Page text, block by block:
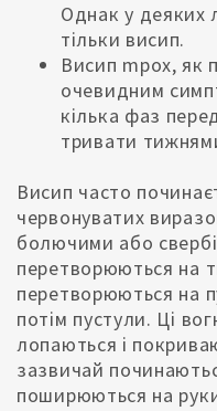
Однак у деяких
тільки висип.
Висип mpox, як
очевидним
кілька фаз
тривати
Висип часто
червонуватих
болючими або
перетворюються на
перетворюються на
потім пустули. Ці
лопаються і
зазвичай
поширюються на